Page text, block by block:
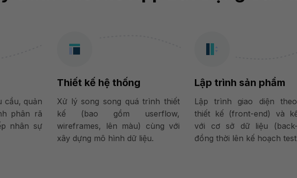
cầu, quản
phân rã
nhân sự
Thiết kế hệ thống
Xử lý song song quá trình thiết
kế (bao gồm userflow,
wireframes, lên màu) cùng với
xây dựng mô hình dữ liệu.
Lập trình sản phẩm
Lập trình giao diện
thiết kế (front-end) và
với cơ sở dữ liệu (back-
đồng thời lên kế hoạch